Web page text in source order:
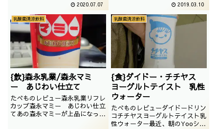
のでしょうか。撮影：
2019/12/25
2020.07.07 2019.03.10
乳酸菌清涼飲料
{飲}森永乳業/森永マミ
ー あじわい仕立て
たべものレビュー森永乳業リフレ
カップ森永マミー あじわい仕立
てあの森永マミーが上品になって
乳酸菌清涼飲料
{食}ダイドー・チチヤス
ヨーグルトテイスト 乳性
ウォーター
たべものレビューダイドードリン
コチチヤスヨーグルトテイスト乳
性ウォーター最近、朝のYooシリ